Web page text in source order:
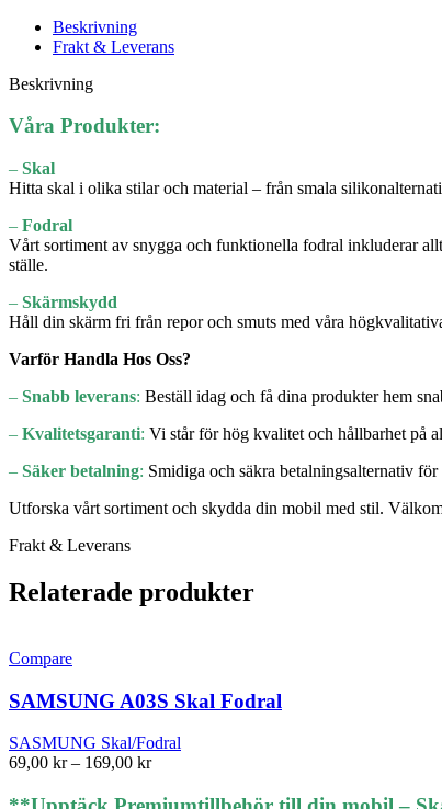
Beskrivning
Frakt & Leverans
Beskrivning
Våra Produkter:
– Skal
Hitta skal i olika stilar och material – från smala
– Fodral
Vårt sortiment av snygga och funktionella fodral inkluderar
ställe.
– Skärmskydd
Håll din skärm fri från repor och smuts med våra
Varför Handla Hos Oss?
– Snabb leverans: Beställ idag och få dina produkter hem
– Kvalitetsgaranti: Vi står för hög kvalitet och hållbarhet på
– Säker betalning: Smidiga och säkra betalningsalternativ
Utforska vårt sortiment och skydda din mobil med stil.
Frakt & Leverans
Relaterade produkter
Compare
SAMSUNG A03S Skal Fodral
SASMUNG Skal/Fodral
69,00 kr – 169,00 krPrisintervall:
till